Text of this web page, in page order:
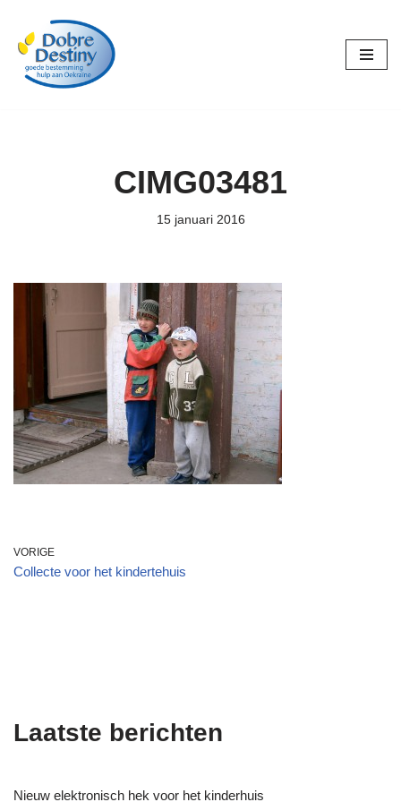
Ga
naar
CIMG03481
15 januari 2016
VORIGE
Collecte voor het kindertehuis
Laatste berichten
Nieuw elektronisch hek voor het kinderhuis